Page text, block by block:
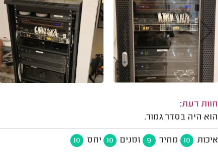
חוות דעת:
הוא היה בסדר גמור.
איכות 10 מחיר 9 זמנים 10 יחס 10